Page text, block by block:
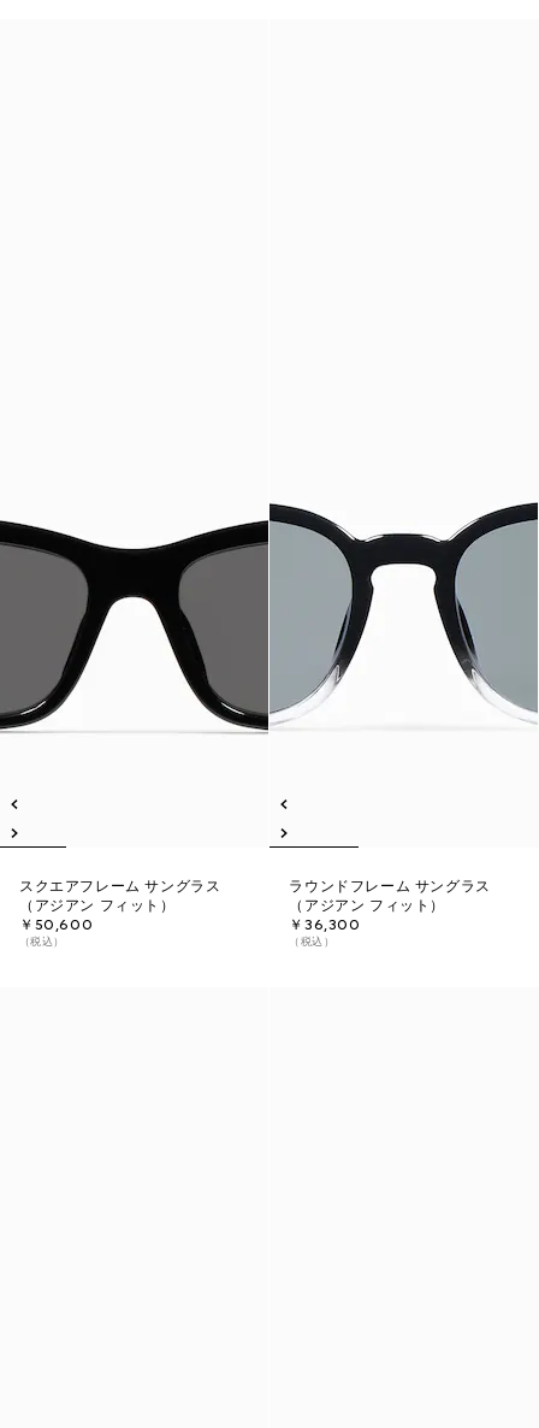
スクエアフレーム サングラス
（アジアン フィット）
￥50,600
（税込）
ラウンドフレーム サングラス
（アジアン フィット）
￥36,300
（税込）